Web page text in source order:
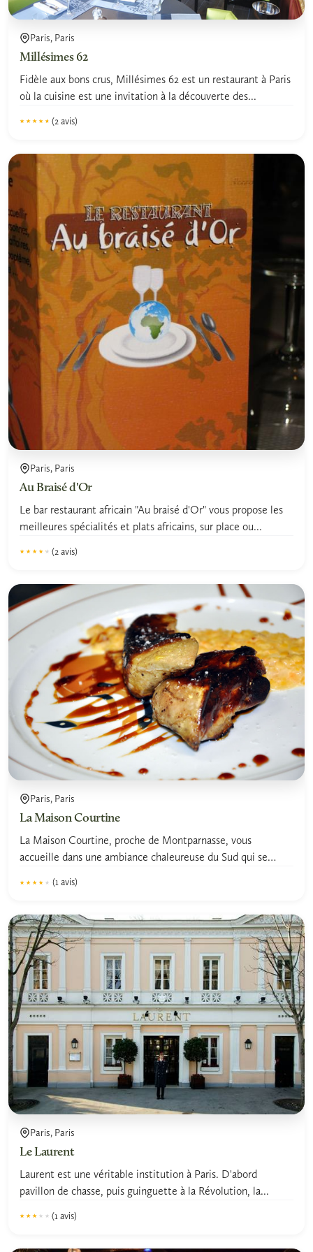
Paris, Paris
Millésimes 62
Fidèle aux bons crus, Millésimes 62 est un restaurant à Paris
où la cuisine est une invitation à la découverte des...
★★★★★
★★★★★ (2 avis)
Paris, Paris
Au Braisé d'Or
Le bar restaurant africain "Au braisé d'Or" vous propose les
meilleures spécialités et plats africains, sur place ou...
★★★★★
★★★★★ (2 avis)
Paris, Paris
La Maison Courtine
La Maison Courtine, proche de Montparnasse, vous
accueille dans une ambiance chaleureuse du Sud qui se
★★★★★
★★★★★ (1 avis)
Paris, Paris
Le Laurent
Laurent est une véritable institution à Paris. D'abord
pavillon de chasse, puis guinguette à la Révolution, la...
★★★★★
★★★★★ (1 avis)